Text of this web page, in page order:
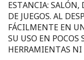
ESTANCIA:
DE JUEGOS. AL
FÁCILMENTE EN
SU USO EN POCOS
HERRAMIENTAS NI